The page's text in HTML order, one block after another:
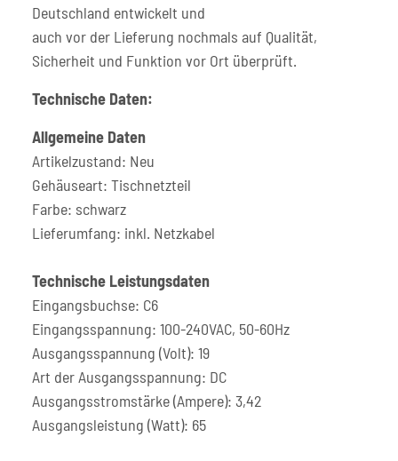
Deutschland entwickelt und
auch vor der Lieferung nochmals auf Qualität,
Sicherheit und Funktion vor Ort überprüft.
Technische Daten:
Allgemeine Daten
Artikelzustand: Neu
Gehäuseart: Tischnetzteil
Farbe: schwarz
Lieferumfang: inkl. Netzkabel
Technische Leistungsdaten
Eingangsbuchse: C6
Eingangsspannung: 100-240VAC, 50-60Hz
Ausgangsspannung (Volt): 19
Art der Ausgangsspannung: DC
Ausgangsstromstärke (Ampere): 3,42
Ausgangsleistung (Watt): 65